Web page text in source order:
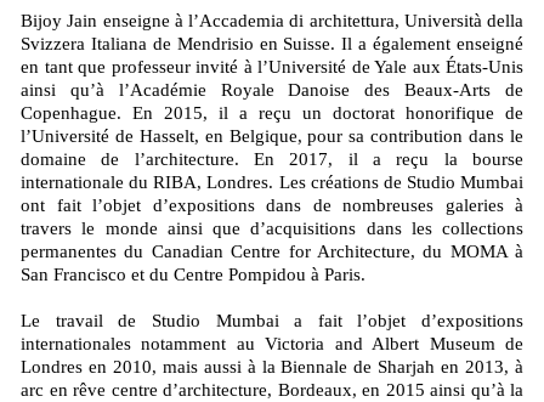
Bijoy Jain enseigne à l’Accademia di architettura, Università della
Svizzera Italiana de Mendrisio en Suisse. Il a également enseigné
en tant que professeur invité à l’Université de Yale aux États-Unis
ainsi qu’à l’Académie Royale Danoise des Beaux-Arts de
Copenhague. En 2015, il a reçu un doctorat honorifique de
l’Université de Hasselt, en Belgique, pour sa contribution dans le
domaine de l’architecture. En 2017, il a reçu la bourse
internationale du RIBA, Londres. Les créations de Studio Mumbai
ont fait l’objet d’expositions dans de nombreuses galeries à
travers le monde ainsi que d’acquisitions dans les collections
permanentes du Canadian Centre for Architecture, du MOMA à
San Francisco et du Centre Pompidou à Paris.
Le travail de Studio Mumbai a fait l’objet d’expositions
internationales notamment au Victoria and Albert Museum de
Londres en 2010, mais aussi à la Biennale de Sharjah en 2013, à
arc en rêve centre d’architecture, Bordeaux, en 2015 ainsi qu’à la